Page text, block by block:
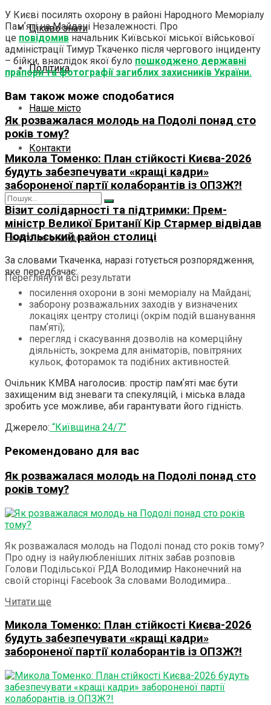
Цікаво знати
Політика
Наше місто
Контакти
Нічого не знайдено
Переглянути всі результати
У Києві посилять охорону в районі Народного Меморіалу
Памʼяті на Майдані Незалежності. Про
це повідомив начальник Київської міської військової
адміністрації Тимур Ткаченко після чергового інциденту
– бійки, внаслідок якої було пошкоджено державні
прапори та фотографії загиблих захисників України.
Вам також може сподобатися
Як розважалася молодь на Подолі понад сто
років тому?
Микола Томенко: План стійкості Києва-2026
будуть забезпечувати «кращі кадри»
забороненої партії колаборантів із ОПЗЖ?!
Візит солідарності та підтримки: Прем-
міністр Великої Британії Кір Стармер відвідав
Подільський район столиці
За словами Ткаченка, наразі готується розпорядження,
яке передбачає:
посилення охорони в зоні меморіалу на Майдані;
заборону розважальних заходів у визначених
локаціях центру столиці (окрім подій вшанування
памʼяті);
перегляд і скасування дозволів на комерційну
діяльність, зокрема для аніматорів, повітряних
кульок, фоторамок та подібних активностей.
Очільник КМВА наголосив: простір памʼяті має бути
захищеним від зневаги та спекуляцій, і міська влада
зробить усе можливе, аби гарантувати його гідність.
Джерело: “Київщина 24/7”
Рекомендовано для вас
Як розважалася молодь на Подолі понад сто
років тому?
Як розважалася молодь на Подолі понад сто років тому?
Про одну із найулюбленіших літніх забав розповів
Голови Подільської РДА Володимир Наконечний на
своїй сторінці Facebook За словами Володимира...
Читати ще
Микола Томенко: План стійкості Києва-2026
будуть забезпечувати «кращі кадри»
забороненої партії колаборантів із ОПЗЖ?!